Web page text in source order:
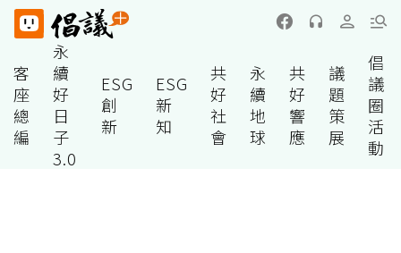
客
座
總
編
永
續
好
日
子
3.0
ESG
創
新
ESG
新
知
共
好
社
會
永
續
地
球
共
好
響
應
議
題
策
展
倡
議
圈
活
動